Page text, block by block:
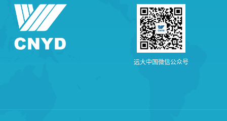
远大中 国微信公众号